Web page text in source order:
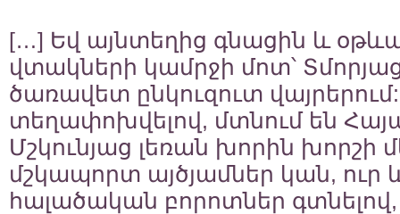
[…] Եվ այնտեղից գնացին և
վտակների կամրջի մոտ՝
ծառավետ ընկուզուտ
տեղափոխվելով, մտնում են
Մշկունյաց լեռան խորին խորշի
մշկապորտ այծյամներ կան, ուր
հալածական բորոտներ գտնելով,